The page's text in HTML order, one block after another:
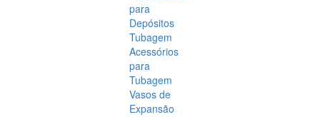
para
Depósitos
Tubagem
Acessórios
para
Tubagem
Vasos de
Expansão